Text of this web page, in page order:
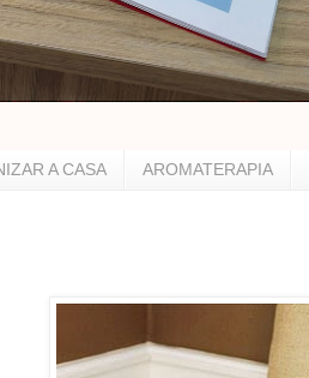
A CASA AROMATERAPIA